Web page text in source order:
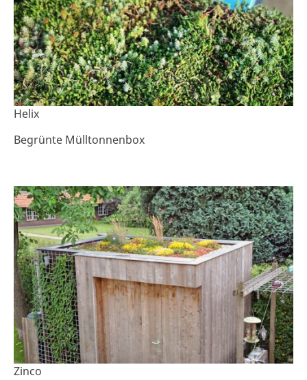
Helix
Begrünte Mülltonnenbox
Zinco